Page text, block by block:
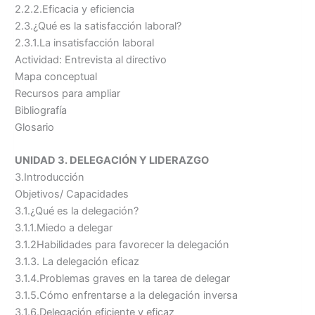
2.2.2.Eficacia y eficiencia
2.3.¿Qué es la satisfacción laboral?
2.3.1.La insatisfacción laboral
Actividad: Entrevista al directivo
Mapa conceptual
Recursos para ampliar
Bibliografía
Glosario
UNIDAD 3. DELEGACIÓN Y LIDERAZGO
3.Introducción
Objetivos/ Capacidades
3.1.¿Qué es la delegación?
3.1.1.Miedo a delegar
3.1.2Habilidades para favorecer la delegación
3.1.3. La delegación eficaz
3.1.4.Problemas graves en la tarea de delegar
3.1.5.Cómo enfrentarse a la delegación inversa